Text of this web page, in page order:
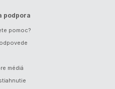
podpora
pomoc?
médiá